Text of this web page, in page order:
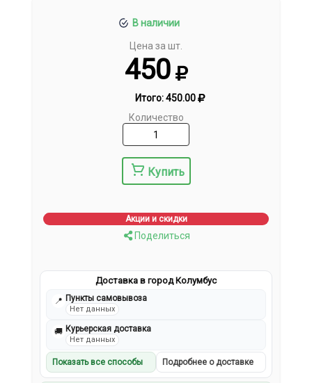
В наличии
Цена за шт.
450
Итого:450.00
Количество
Купить
Акции и скидки
Поделиться
Доставка в город Колумбус
📍 Пункты самовывоза
Нет данных
🚚 Курьерская доставка
Нет данных
Показать все способы Подробнее о доставке